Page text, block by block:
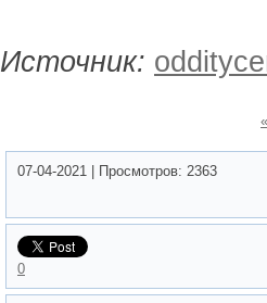
Источник:
07-04-2021 Просмотров: 2363
0